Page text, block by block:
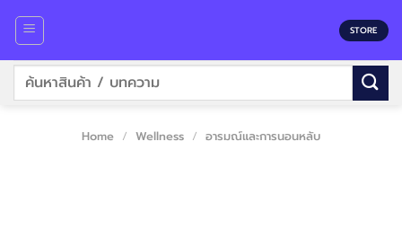
content
STORE
Search
Home / Wellness / อารมณ์และการนอนหลับ